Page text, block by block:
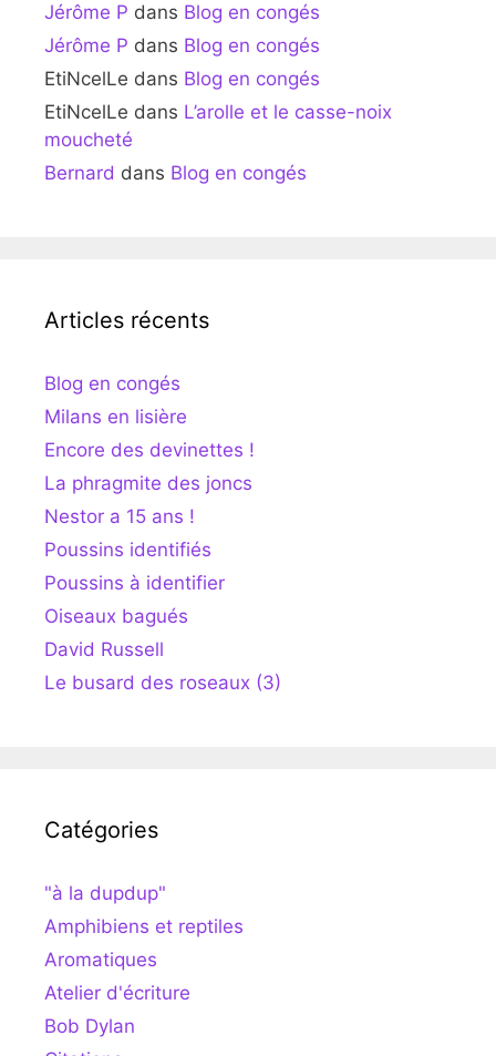
Jérôme P dans Blog en congés
Jérôme P dans Blog en congés
EtiNcelLe dans Blog en congés
EtiNcelLe dans L’arolle et le casse-noix
moucheté
Bernard dans Blog en congés
Articles récents
Blog en congés
Milans en lisière
Encore des devinettes !
La phragmite des joncs
Nestor a 15 ans !
Poussins identifiés
Poussins à identifier
Oiseaux bagués
David Russell
Le busard des roseaux (3)
Catégories
"à la dupdup"
Amphibiens et reptiles
Aromatiques
Atelier d'écriture
Bob Dylan